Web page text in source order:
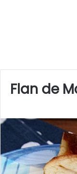
Flan de